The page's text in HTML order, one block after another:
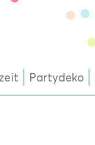
Partydeko